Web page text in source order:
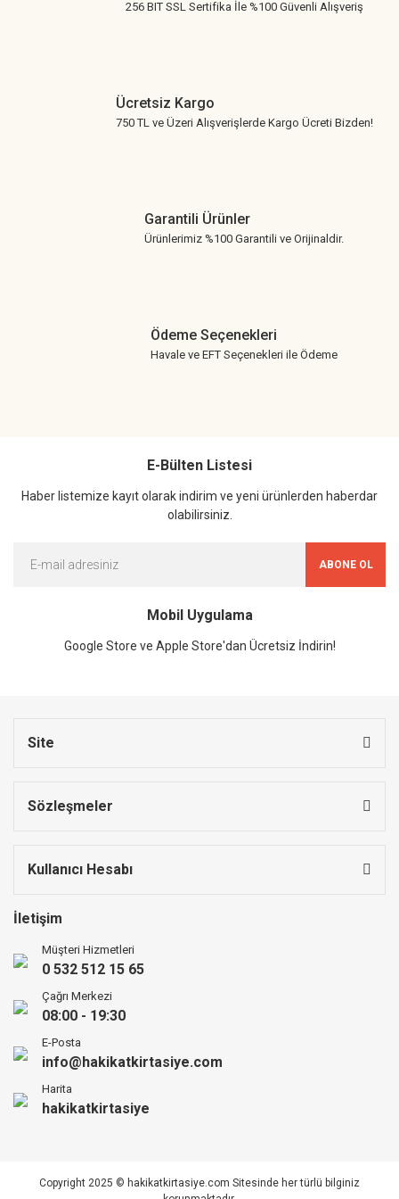
256 BIT SSL Sertifika İle %100 Güvenli Alışveriş
Ücretsiz Kargo
750 TL ve Üzeri Alışverişlerde Kargo Ücreti Bizden!
Garantili Ürünler
Ürünlerimiz %100 Garantili ve Orijinaldir.
Ödeme Seçenekleri
Havale ve EFT Seçenekleri ile Ödeme
E-Bülten Listesi
Haber listemize kayıt olarak indirim ve yeni ürünlerden haberdar
olabilirsiniz.
ABONE OL
Mobil Uygulama
Google Store ve Apple Store'dan Ücretsiz İndirin!
Site
Sözleşmeler
Kullanıcı Hesabı
İletişim
Müşteri Hizmetleri
0 532 512 15 65
Çağrı Merkezi
08:00 - 19:30
E-Posta
info@hakikatkirtasiye.com
Harita
hakikatkirtasiye
Copyright 2025 © hakikatkirtasiye.com Sitesinde her türlü bilginiz